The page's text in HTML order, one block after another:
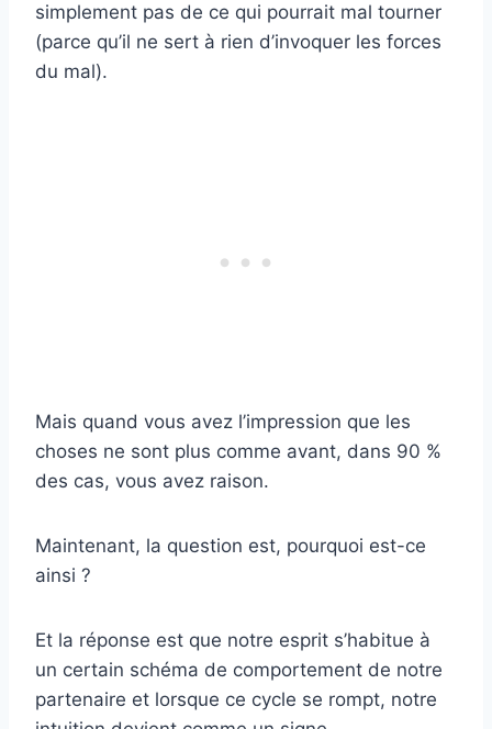
simplement pas de ce qui pourrait mal tourner
(parce qu’il ne sert à rien d’invoquer les forces
du mal).
Mais quand vous avez l’impression que les
choses ne sont plus comme avant, dans 90 %
des cas, vous avez raison.
Maintenant, la question est, pourquoi est-ce
ainsi ?
Et la réponse est que notre esprit s’habitue à
un certain schéma de comportement de notre
partenaire et lorsque ce cycle se rompt, notre